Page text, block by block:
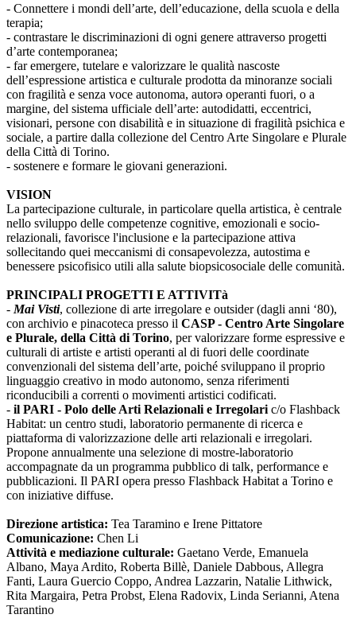
- Connettere i mondi dell’arte, dell’educazione, della scuola e della
terapia;
- contrastare le discriminazioni di ogni genere attraverso progetti
d’arte contemporanea;
- far emergere, tutelare e valorizzare le qualità nascoste
dell’espressione artistica e culturale prodotta da minoranze sociali
con fragilità e senza voce autonoma, autorə operanti fuori, o a
margine, del sistema ufficiale dell’arte: autodidatti, eccentrici,
visionari, persone con disabilità e in situazione di fragilità psichica e
sociale, a partire dalla collezione del Centro Arte Singolare e Plurale
della Città di Torino.
- sostenere e formare le giovani generazioni.
VISION
La partecipazione culturale, in particolare quella artistica, è centrale
nello sviluppo delle competenze cognitive, emozionali e socio-
relazionali, favorisce l'inclusione e la partecipazione attiva
sollecitando quei meccanismi di consapevolezza, autostima e
benessere psicofisico utili alla salute biopsicosociale delle comunità.
PRINCIPALI PROGETTI E ATTIVITà
- Mai Visti, collezione di arte irregolare e outsider (dagli anni ‘80),
con archivio e pinacoteca presso il CASP - Centro Arte Singolare
e Plurale, della Città di Torino, per valorizzare forme espressive e
culturali di artiste e artisti operanti al di fuori delle coordinate
convenzionali del sistema dell’arte, poiché sviluppano il proprio
linguaggio creativo in modo autonomo, senza riferimenti
riconducibili a correnti o movimenti artistici codificati.
- il PARI - Polo delle Arti Relazionali e Irregolari c/o Flashback
Habitat: un centro studi, laboratorio permanente di ricerca e
piattaforma di valorizzazione delle arti relazionali e irregolari.
Propone annualmente una selezione di mostre-laboratorio
accompagnate da un programma pubblico di talk, performance e
pubblicazioni. Il PARI opera presso Flashback Habitat a Torino e
con iniziative diffuse.
Direzione artistica: Tea Taramino e Irene Pittatore
Comunicazione: Chen Li
Attività e mediazione culturale: Gaetano Verde, Emanuela
Albano, Maya Ardito, Roberta Billè, Daniele Dabbous, Allegra
Fanti, Laura Guercio Coppo, Andrea Lazzarin, Natalie Lithwick,
Rita Margaira, Petra Probst, Elena Radovix, Linda Serianni, Atena
Tarantino